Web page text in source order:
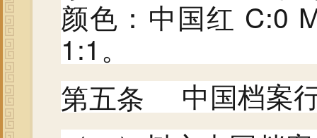
颜色：中国红 C:0
1:1。
第五条
中国档案